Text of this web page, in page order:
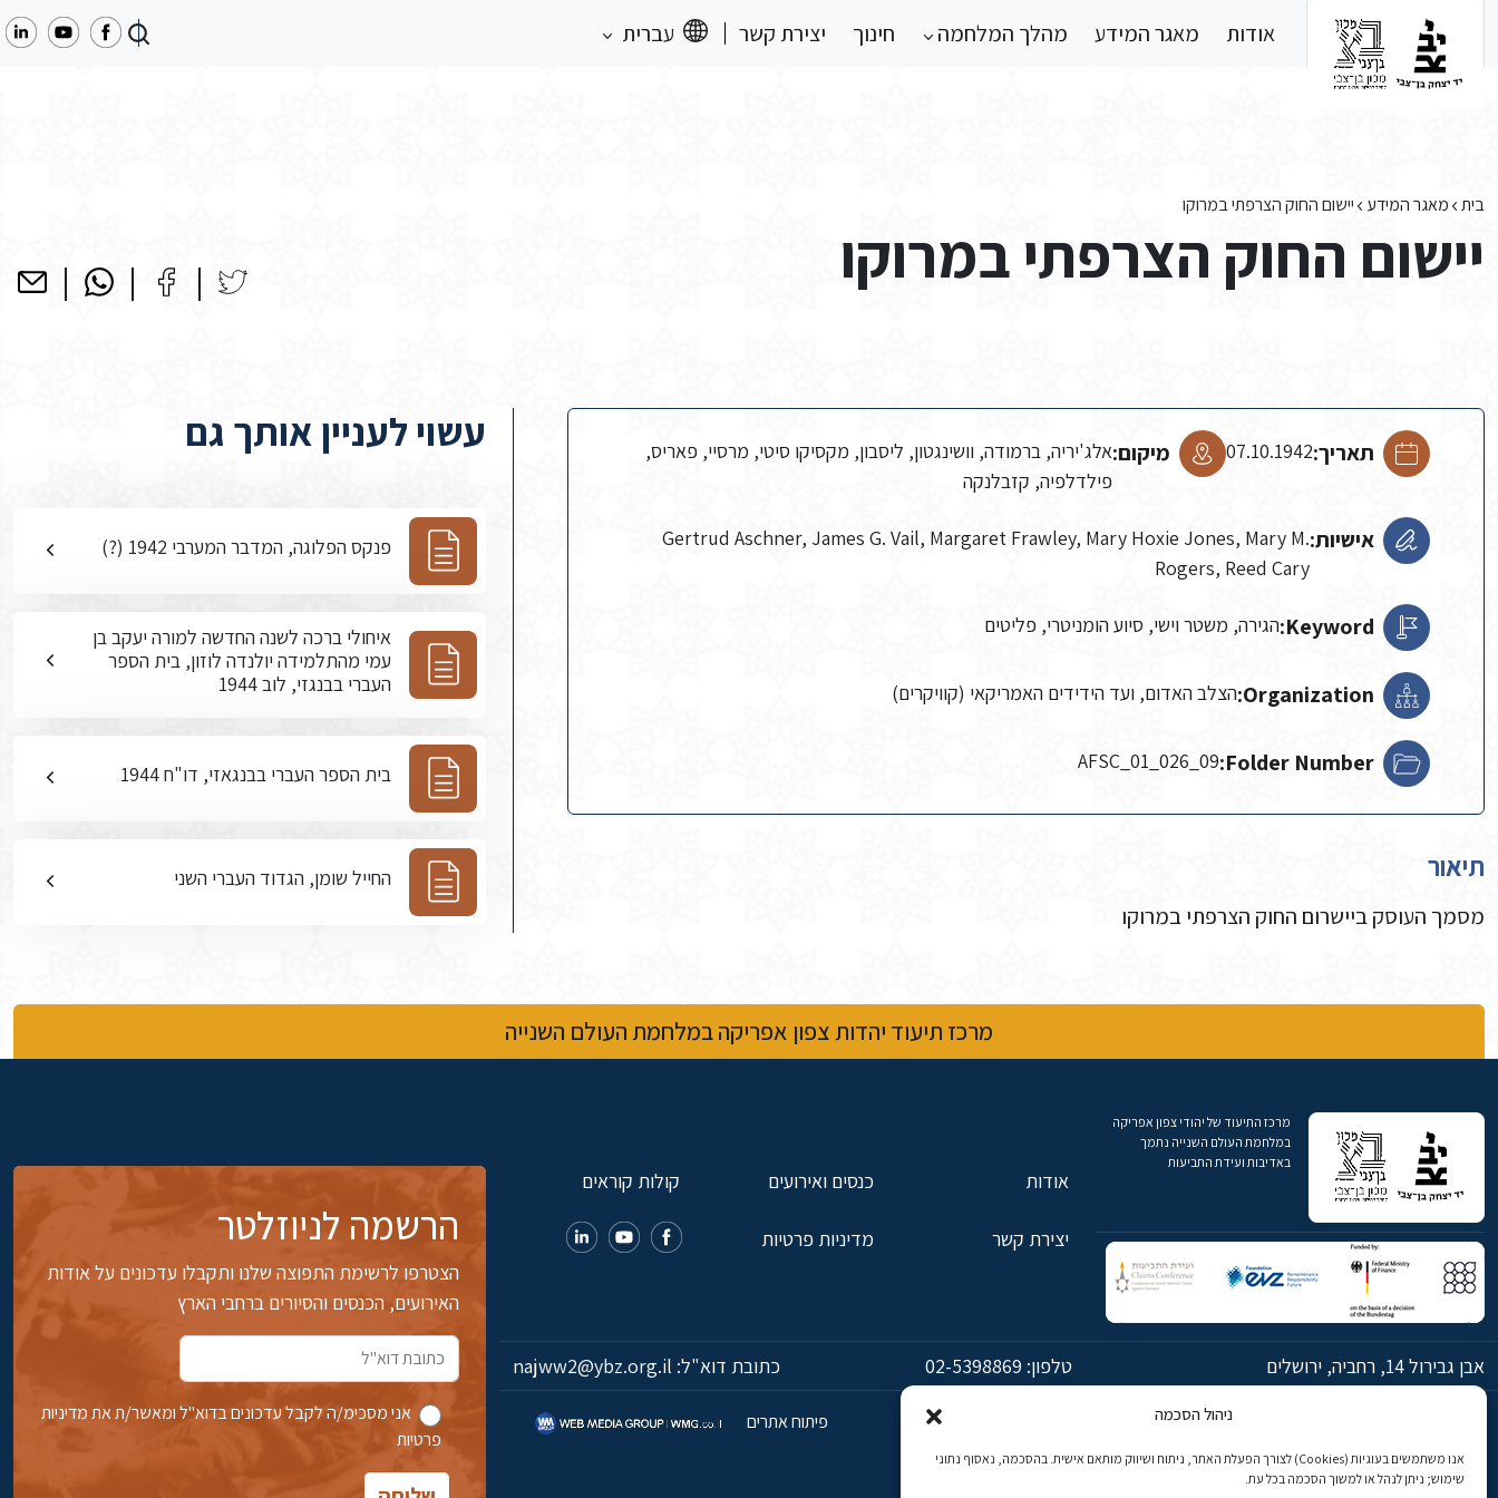
ניהול הסכמה
אנו משתמשים בעוגיות (Cookies) לצורך הפעלת האתר, ניתוח ושיווק מותאם אישית. בהסכמה, נאסוף נתוני
שימוש; ניתן לנהל או למשוך הסכמה בכל עת.
אודות מאגר המידע מהלך המלחמה חינוך יצירת קשר עברית
בית מאגר המידע יישום החוק הצרפתי במרוקו
יישום החוק הצרפתי במרוקו
תאריך:07.10.1942 מיקום:אלג'יריה, ברמודה, וושינגטון, ליסבון, מקסיקו סיטי, מרסיי, פאריס,
פילדלפיה, קזבלנקה
אישיות:Gertrud Aschner, James G. Vail, Margaret Frawley, Mary Hoxie Jones, Mary M.
Rogers, Reed Cary
Keyword: הגירה, משטר וישי, סיוע הומניטרי, פליטים
Organization: הצלב האדום, ועד הידידים האמריקאי (קוויקרים)
Folder Number:
AFSC_01_026_09
תיאור
מסמך העוסק ביישרום החוק הצרפתי במרוקו
עשוי לעניין אותך גם
פנקס הפלוגה, המדבר המערבי 1942 (?)
איחולי ברכה לשנה החדשה למורה יעקב בן
עמי מהתלמידה יולנדה לוזון, בית הספר
העברי בבנגזי, לוב 1944
בית הספר העברי בבנגאזי, דו"ח 1944
החייל שומן, הגדוד העברי השני
מרכז תיעוד יהדות צפון אפריקה במלחמת העולם השנייה
מרכז התיעוד של יהודי צפון אפריקה
במלחמת העולם השנייה נתמך
באדיבות ועידת התביעות
אודות כנסים ואירועים קולות קוראים
יצירת קשר מדיניות פרטיות
אבן גבירול 14, רחביה, ירושלים טלפון: 02-5398869 כתובת דוא"ל: najww2@ybz.org.il
© כל הזכויות שמורות ליד יצחק בן-צבי ירושלים פיתוח אתרים
הרשמה לניוזלטר
הצטרפו לרשימת התפוצה שלנו ותקבלו עדכונים על אודות
האירועים, הכנסים והסיורים ברחבי הארץ
אני מסכימ/ה לקבל עדכונים בדוא''ל ומאשר/ת את מדיניות
פרטיות